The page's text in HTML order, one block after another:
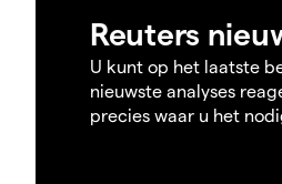
Reuters
U kunt op het laatste
nieuwste analyses
precies waar u het